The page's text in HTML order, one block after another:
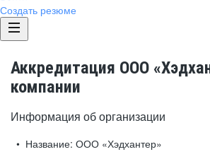
Создать резюме
Аккредитация ООО
компании
Информация об организации
Название: ООО «Хэдхантер»